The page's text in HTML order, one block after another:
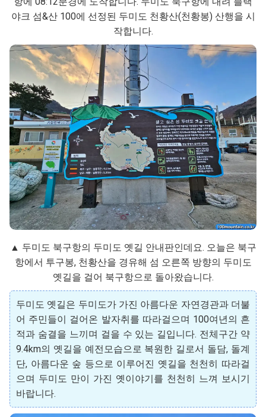
야크 섬&산 100에 선정된 두미도 천황산(천황봉) 산행을 시
작합니다.
▲ 두미도 북구항의 두미도 옛길 안내판인데요. 오늘은 북구
항에서 투구봉, 천황산을 경유해 섬 오른쪽 방향의 두미도
옛길을 걸어 북구항으로 돌아왔습니다.
두미도 옛길은 두미도가 가진 아름다운 자연경관과 더불
어 주민들이 걸어온 발자취를 따라걸으며 100여년의 흔
적과 숨결을 느끼며 걸을 수 있는 길입니다. 전체구간 약
9.4km의 옛길을 예전모습으로 복원한 길로서 돌담, 돌계
단, 아름다운 숲 등으로 이루어진 옛길을 천천히 따라걸
으며 두미도 만이 가진 옛이야기를 천천히 느껴 보시기
바랍니다.